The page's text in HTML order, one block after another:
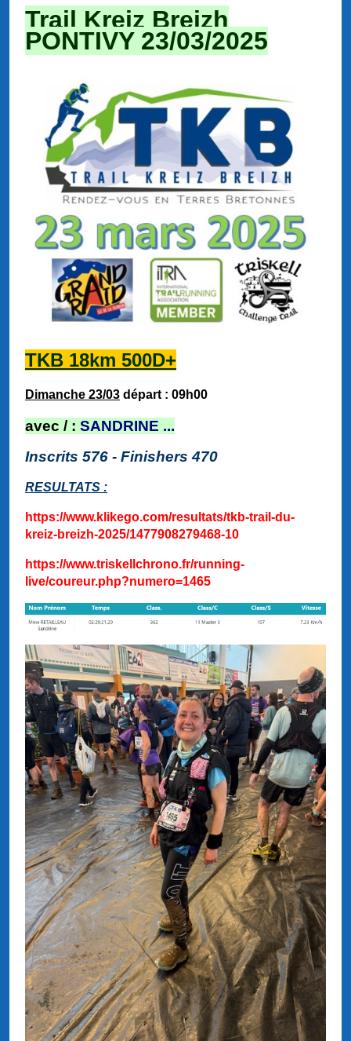
Trail Kreiz Breizh
PONTIVY 23/03/2025
TKB 18km 500D+
Dimanche 23/03 départ : 09h00
avec / : SANDRINE ...
Inscrits 576 - Finishers 470
RESULTATS :
https://www.klikego.com/resultats/tkb-trail-du-
kreiz-breizh-2025/1477908279468-10
https://www.triskellchrono.fr/running-
live/coureur.php?numero=1465